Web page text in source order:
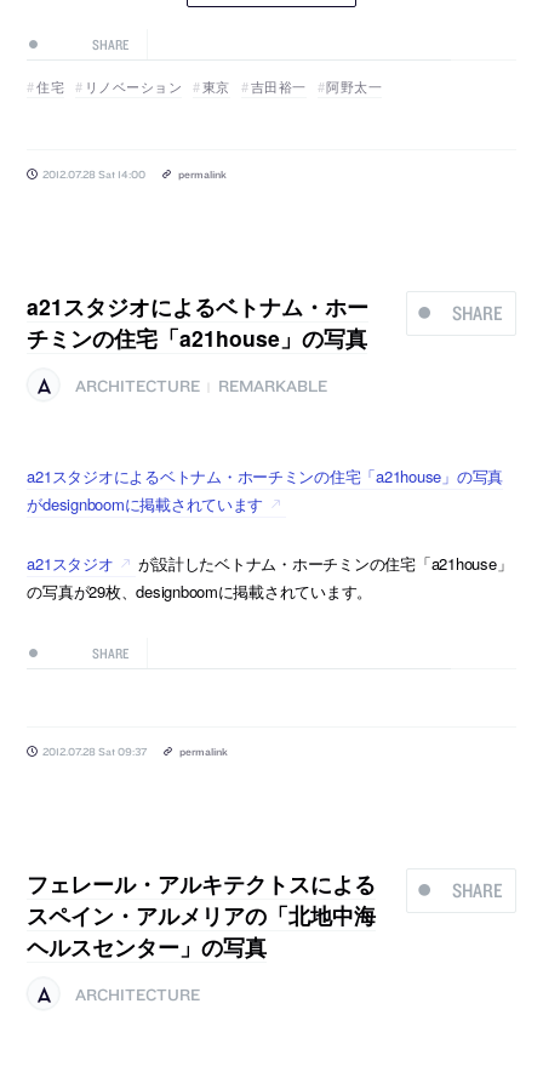
SHARE
住宅 リノベーション 東京 吉田裕一 阿野太一
2012.07.28 Sat 14:00 permalink
SHARE
a21スタジオによるベトナム・ホー
チミンの住宅「a21house」の写真
ARCHITECTURE REMARKABLE
a21スタジオによるベトナム・ホーチミンの住宅「a21house」の写真
がdesignboomに掲載されています
a21スタジオ
が設計したベトナム・ホーチミンの住宅「a21house」
の写真が29枚、designboomに掲載されています。
SHARE
2012.07.28 Sat 09:37 permalink
SHARE
フェレール・アルキテクトスによる
スペイン・アルメリアの「北地中海
ヘルスセンター」の写真
ARCHITECTURE